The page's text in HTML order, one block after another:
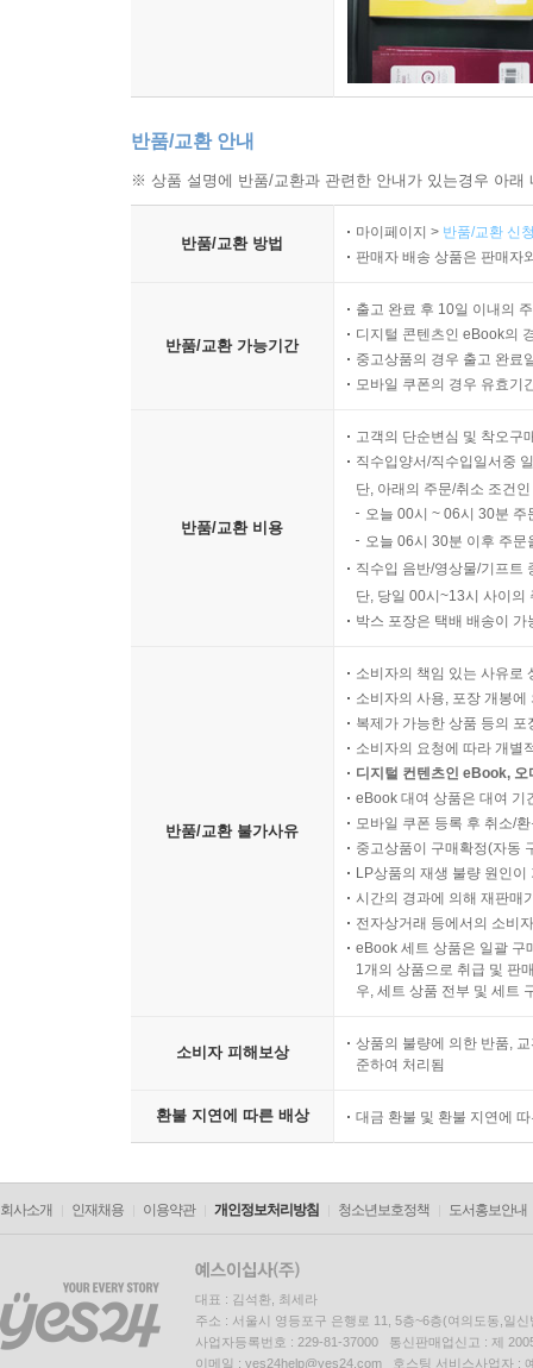
반품/교환 안내
※ 상품 설명에 반품/교환과 관련한 안내가 있는경우 아
반품/교환 방법
마이페이지 > 반품/교환 신
판매자 배송 상품은 판매자
반품/교환 가능기간
출고 완료 후 10일 이내의
디지털 콘텐츠인 eBook의
중고상품의 경우 출고 완료
모바일 쿠폰의 경우 유효기
반품/교환 비용
고객의 단순변심 및 착오구
직수입양서/직수입일서중
단, 아래의 주문/취소 조건
오늘 00시 ~ 06시 30분
오늘 06시 30분 이후 주
직수입 음반/영상물/기프트
단, 당일 00시~13시 사이의
박스 포장은 택배 배송이
반품/교환 불가사유
소비자의 책임 있는 사유로
소비자의 사용, 포장 개봉
복제가 가능한 상품 등의
소비자의 요청에 따라 개별
디지털 컨텐츠인 eBook,
eBook 대여 상품은 대여 기
모바일 쿠폰 등록 후 취소/
중고상품이 구매확정(자동
LP상품의 재생 불량 원인
시간의 경과에 의해 재판매
전자상거래 등에서의 소비
eBook 세트 상품은 일괄 구
1개의 상품으로 취급 및 판
우, 세트 상품 전부 및 세트
소비자 피해보상
상품의 불량에 의한 반품,
준하여 처리됨
환불 지연에 따른 배상 대금 환불 및 환불 지연에
회사소개 인재채용 이용약관 개인정보처리방침 청소년보호정책 도서홍보안내
대표 : 김석환, 최세라
주소 : 서울시 영등포구 은행로 11, 5층~6층(여의도동,일신
사업자등록번호 : 229-81-37000 통신판매업신고 : 제
이메일 : yes24help@yes24.com 호스팅 서비스사업자 :